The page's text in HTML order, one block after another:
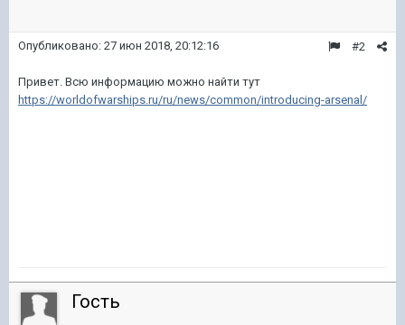
#2
Опубликовано: 27 июн 2018, 20:12:16
Привет. Всю информацию можно найти тут
https://worldofwarships.ru/ru/news/common/introducing-arsenal/
Гость